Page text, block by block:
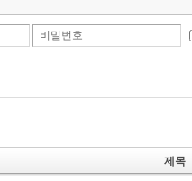
비밀번호
제목